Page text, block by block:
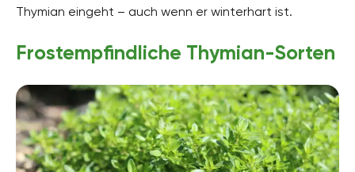
Thymian eingeht – auch wenn er winterhart ist.
Frostempfindliche Thymian-Sorten